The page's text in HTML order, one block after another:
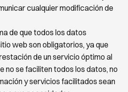
cualquiermodificación de
de que todos los datos
web son obligatorios, ya que
de un servicio óptimo al
no se faciliten todos los datos, no
y servicios facilitados sean